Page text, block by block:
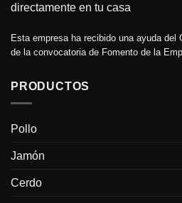
directamente en tu casa
Esta empresa ha recibido una ayuda del
de la convocatoria de Fomento de la
PRODUCTOS
Pollo
Jamón
Cerdo